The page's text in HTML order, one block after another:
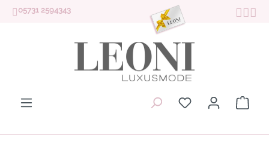
Zum Hauptinhalt springen
05731 2594343
Du hast 0